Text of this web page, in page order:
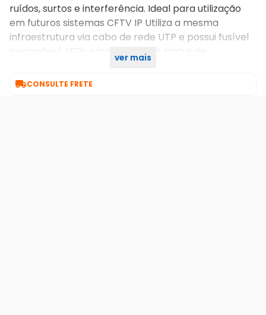
ruídos, surtos e interferência. Ideal para utilização
em futuros sistemas CFTV IP Utiliza a mesma
infraestrutura via cabo de rede UTP e possui fusível
permeável, LEDs e indicativos de status de
ver mais
CONSULTE FRETE